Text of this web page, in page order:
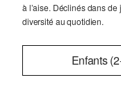
à l’aise. Déclinés dans
diversité au quotidien.
Enfants